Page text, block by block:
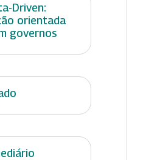
Driven:
orientada
governos